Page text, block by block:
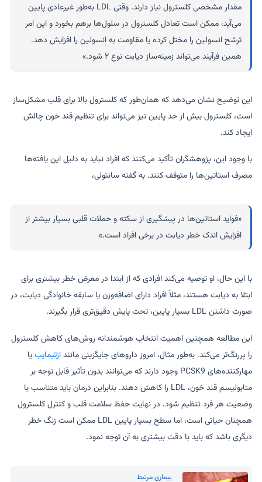
مقدار مشخصی کلسترول نیاز دارند. وقتی LDL به‌طور غیرعادی پایین
می‌آید، ممکن است تعادل کلسترول در سلول‌ها برهم بخورد و این امر
ترشح انسولین را مختل کرده یا مقاومت به انسولین را افزایش دهد.
همین فرآیند می‌تواند زمینه‌ساز دیابت نوع ۲ شود.»
این توضیح نشان می‌دهد که همان‌طور که کلسترول بالا برای قلب مشکل‌ساز
است، کلسترول بیش از حد پایین نیز می‌تواند برای تنظیم قند خون چالش
ایجاد کند.
با وجود این، پژوهشگران تأکید می‌کنند که افراد نباید به دلیل این یافته‌ها
مصرف استاتین‌ها را متوقف کنند. به گفته سانتولی،
«فواید استاتین‌ها در پیشگیری از سکته و حملات قلبی بسیار بیشتر از
افزایش اندک خطر دیابت در برخی افراد است.»
با این حال، او توصیه می‌کند افرادی که از ابتدا در معرض خطر بیشتری برای
ابتلا به دیابت هستند، مثلاً افراد دارای اضافه‌وزن یا سابقه خانوادگی دیابت، در
صورت داشتن LDL بسیار پایین، تحت پایش دقیق‌تری قرار بگیرند.
این مطالعه همچنین اهمیت انتخاب هوشمندانه روش‌های کاهش کلسترول
را پررنگ‌تر می‌کند. به‌طور مثال، امروز داروهای جایگزینی مانندازتیمایبیا
مهارکننده‌های PCSK9 وجود دارند که می‌توانند بدون تأثیر قابل توجه بر
متابولیسم قند خون، LDL را کاهش دهند. بنابراین درمان باید متناسب با
وضعیت هر فرد تنظیم شود. در نهایت حفظ سلامت قلب و کنترل کلسترول
همچنان حیاتی است، اما سطح بسیار پایین LDL ممکن است زنگ خطر
دیگری باشد که باید با دقت بیشتری به آن توجه نمود.
بیماری مرتبط